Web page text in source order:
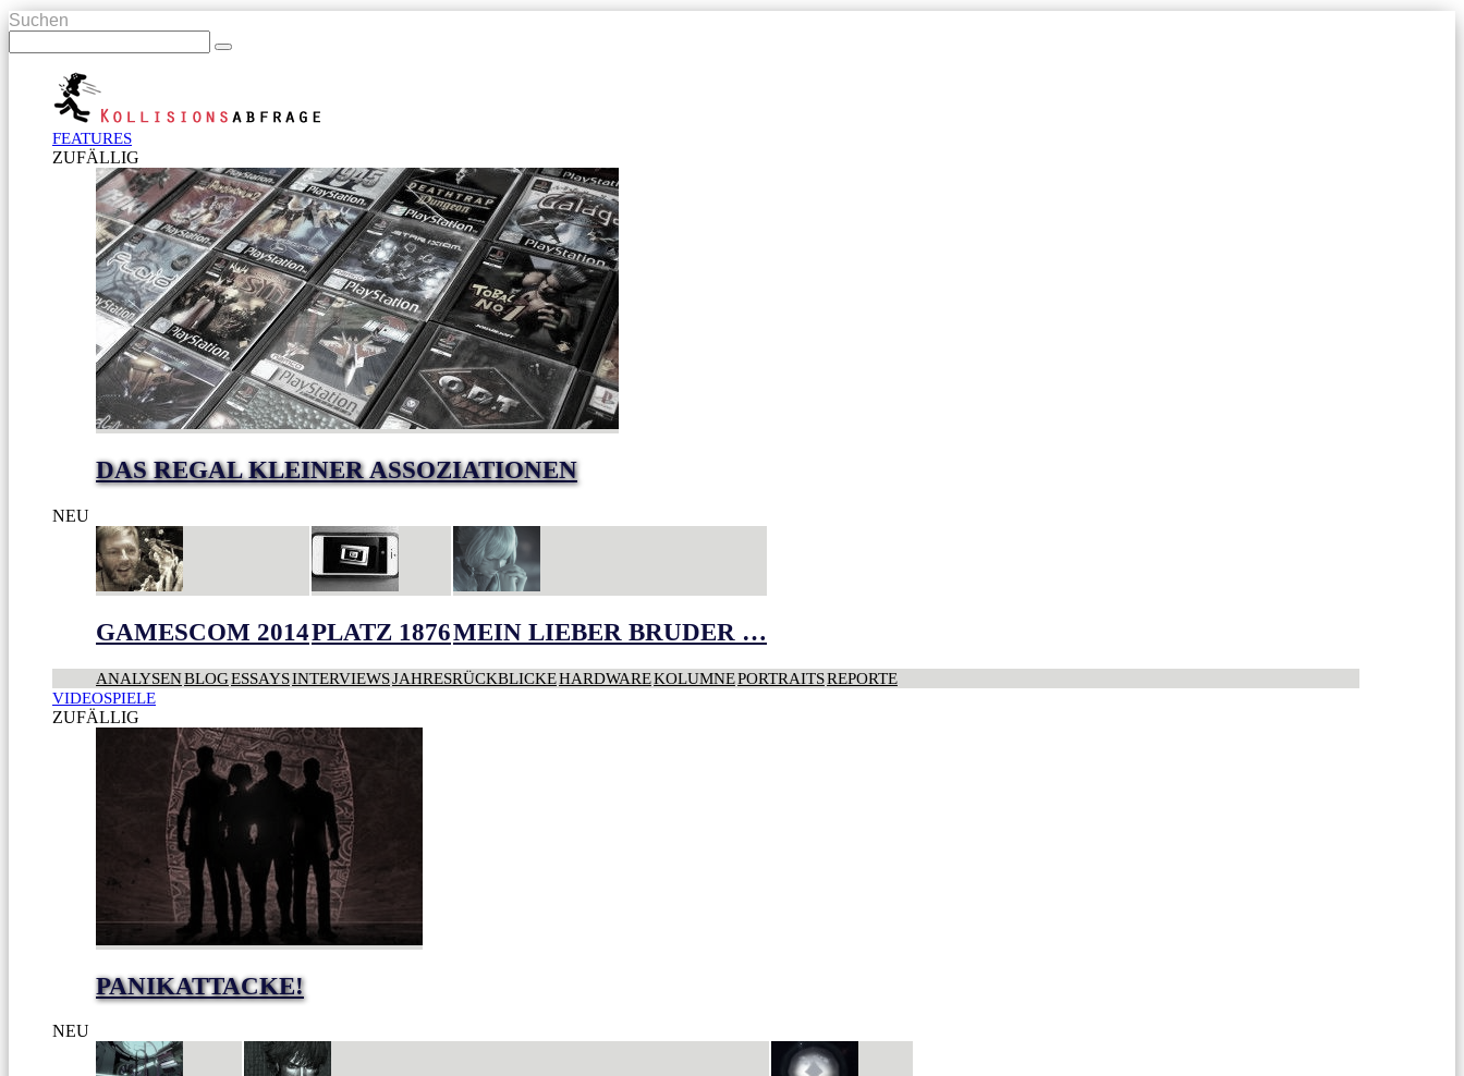
Suchen
FEATURES
ZUFÄLLIG
DAS REGAL KLEINER ASSOZIATIONEN
NEU
GAMESCOM 2014PLATZ 1876MEIN LIEBER BRUDER …
ANALYSENBLOGESSAYSINTERVIEWSJAHRESRÜCKBLICKEHARDWAREKOLUMNEPORTRAITSREPORTE
VIDEOSPIELE
ZUFÄLLIG
PANIKATTACKE!
NEU